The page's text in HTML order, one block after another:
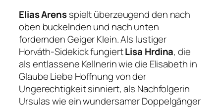
Elias Arensspielt überzeugend den nach
oben buckelnden und nach unten
fordernden Geiger Klein. Als lustiger
Horváth-Sidekick fungiertLisa Hrdina, die
als entlassene Kellnerin wie die Elisabeth in
Glaube Liebe Hoffnungvon der
Ungerechtigkeit sinniert, als Nachfolgerin
Ursulas wie ein wundersamer Doppelgänger